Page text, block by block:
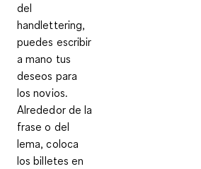
del
handlettering,
puedes escribir
a mano tus
deseos para
los novios.
Alrededor de la
frase o del
lema, coloca
los billetes en